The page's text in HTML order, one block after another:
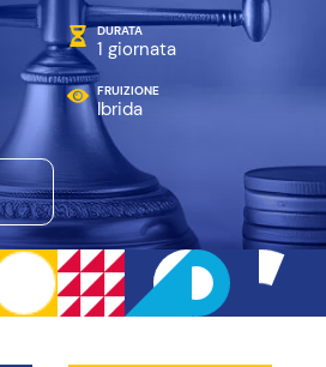
DURATA
1 giornata
FRUIZIONE
Ibrida